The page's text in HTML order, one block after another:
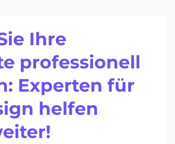
Ihre
professionell
Experten für
helfen